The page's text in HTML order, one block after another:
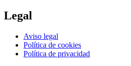
Legal
Aviso legal
Política de cookies
Política de privacidad